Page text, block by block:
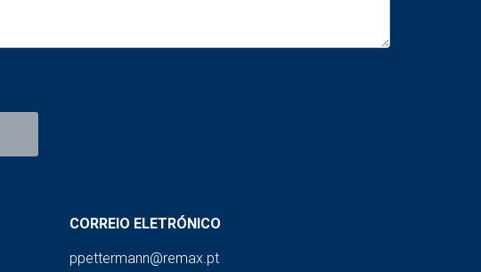
CORREIO ELETRÓNICO
ppettermann@remax.pt